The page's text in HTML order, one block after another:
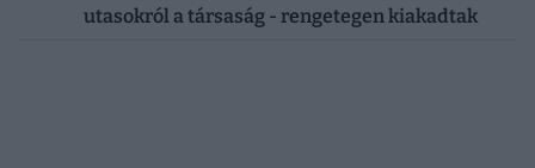
utasokról a társaság - rengetegen kiakadtak